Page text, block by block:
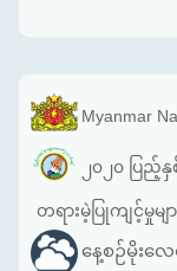
Myanmar
၂၀၂၀ ပြ
တရားမဲ့ပြုကျင့်မှုမျ
နေ့စဉ်မိုးလ